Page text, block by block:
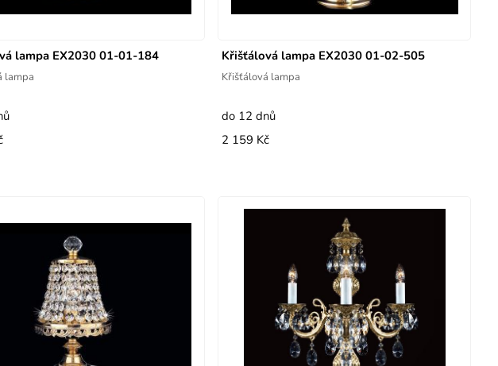
lampa EX2030 01-01-184
lampa
Křišťálová lampa EX2030 01-02-505
Křišťálová lampa
do 12 dnů
2 159 Kč